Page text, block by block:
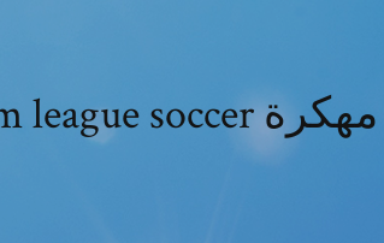
Telecharger dream league soccer مهكرة